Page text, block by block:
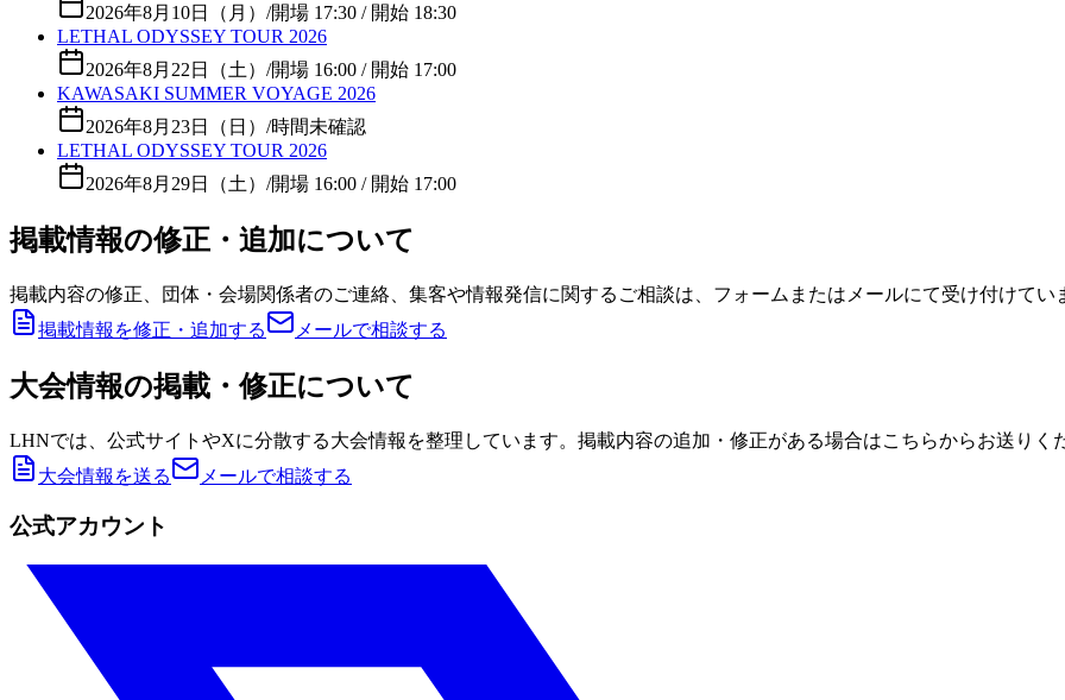
2026年8月10日（月） /開場 17:30 / 開始 18:30
LETHAL ODYSSEY TOUR 2026
2026年8月22日（土） /開場 16:00 / 開始 17:00
KAWASAKI SUMMER VOYAGE 2026
2026年8月23日（日） /時間未確認
LETHAL ODYSSEY TOUR 2026
2026年8月29日（土） /開場 16:00 / 開始 17:00
掲載情報の修正・追加について
掲載内容の修正、団体・会場関係者のご連絡、集客や情報発信に関するご相談は、フォームまたはメールにて受け付けてい
掲載情報を修正・追加する
メールで相談する
大会情報の掲載・修正について
LHNでは、公式サイトやXに分散する大会情報を整理しています。掲載内容の追加・修正がある場合はこちらからお送りく
大会情報を送る
メールで相談する
公式アカウント